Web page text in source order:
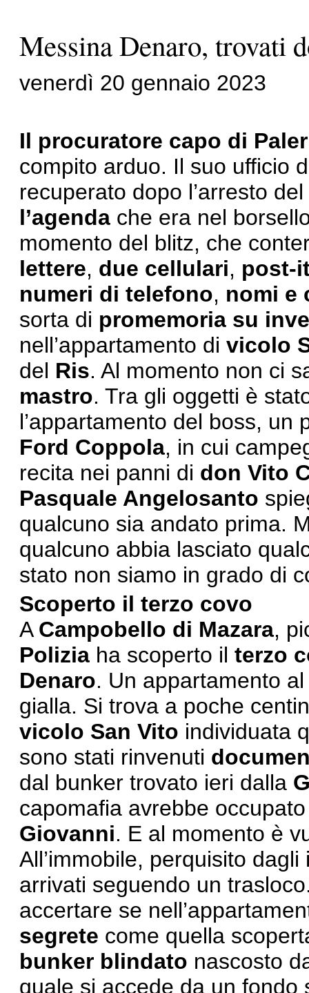
Messina Denaro, trovati
venerdì 20 gennaio 2023
Il procuratore capo di
compito arduo. Il suo ufficio
recuperato dopo l’arresto
l’agenda che era nel
momento del blitz, che
lettere, due cellulari, post-
numeri di telefono, nomi e
sorta di promemoria su
nell’appartamento di vicolo
del Ris. Al momento non ci
mastro. Tra gli oggetti è
l’appartamento del boss, un
Ford Coppola, in cui
recita nei panni di don Vito
Pasquale Angelosanto
qualcuno sia andato prima.
qualcuno abbia lasciato
stato non siamo in grado di
Scoperto il terzo covo
A Campobello di Mazara,
Polizia ha scoperto il terzo
Denaro. Un appartamento
gialla. Si trova a poche
vicolo San Vito individuata
sono stati rinvenuti
dal bunker trovato ieri dalla
capomafia avrebbe
Giovanni. E al momento è
All’immobile, perquisito
arrivati seguendo un
accertare se
segrete come quella
bunker blindato nascosto
quale si accede da un fondo